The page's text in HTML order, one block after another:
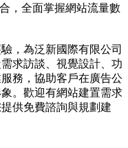
合，全面掌握網站流量數
，為泛新國際有限公司
求訪談、視覺設計、功
務，協助客戶在廣告公
。歡迎有網站建置需求
供免費諮詢與規劃建